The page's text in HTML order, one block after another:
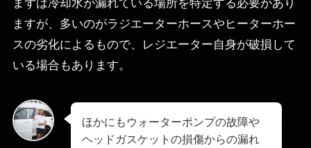
まずは冷却水が漏れている場所を特定する必要があり
ますが、多いのがラジエーターホースやヒーターホー
スの劣化によるもので、レジエーター自身が破損して
いる場合もあります。
ほかにもウォーターポンプの故障や
ヘッドガスケットの損傷からの漏れ